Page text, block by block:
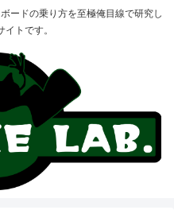
ードの乗り方を至極俺目線で研究し
トです。